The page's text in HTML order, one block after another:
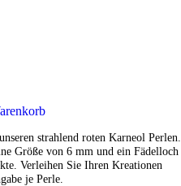
strahlend roten Karneol Perlen.
Größe von 6 mm und ein Fädelloch
Verleihen Sie Ihren Kreationen
je Perle.